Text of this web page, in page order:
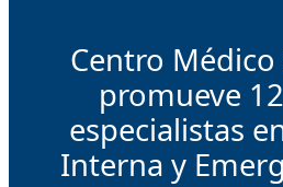
Centro
promueve
especialistas
Interna y